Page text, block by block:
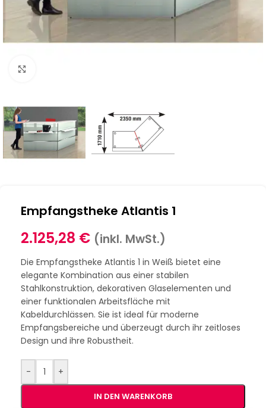
Empfangstheke Atlantis 1
2.125,28 € (inkl. MwSt.)
Die Empfangstheke Atlantis 1 in Weiß bietet eine
elegante Kombination aus einer stabilen
Stahlkonstruktion, dekorativen Glaselementen und
einer funktionalen Arbeitsfläche mit
Kabeldurchlässen. Sie ist ideal für moderne
Empfangsbereiche und überzeugt durch ihr zeitloses
Design und ihre Robustheit.
- +
IN DEN WARENKORB